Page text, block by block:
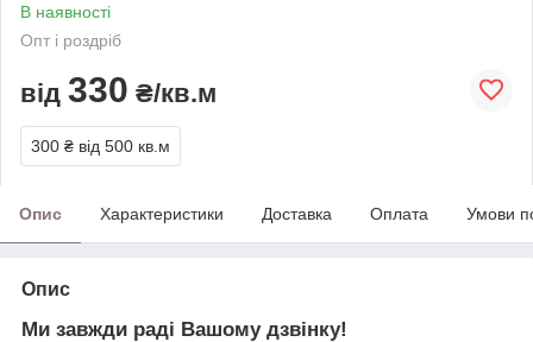
В наявності
Опт і роздріб
від 330 ₴/кв.м
300 ₴ від 500 кв.м
Опис Характеристики Доставка Оплата Умови
Опис
Ми завжди раді Вашому дзвінку!